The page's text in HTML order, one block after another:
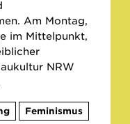
Am Montag,
im Mittelpunkt,
NRW
Feminismus